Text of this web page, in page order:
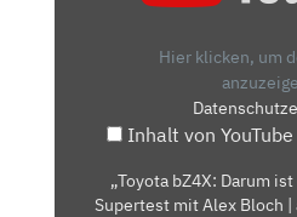
SUPERTEST
Hier klicken, um
Inhalt von
„Toyota bZ4X: Darum
Supertest mit Alex Bloch